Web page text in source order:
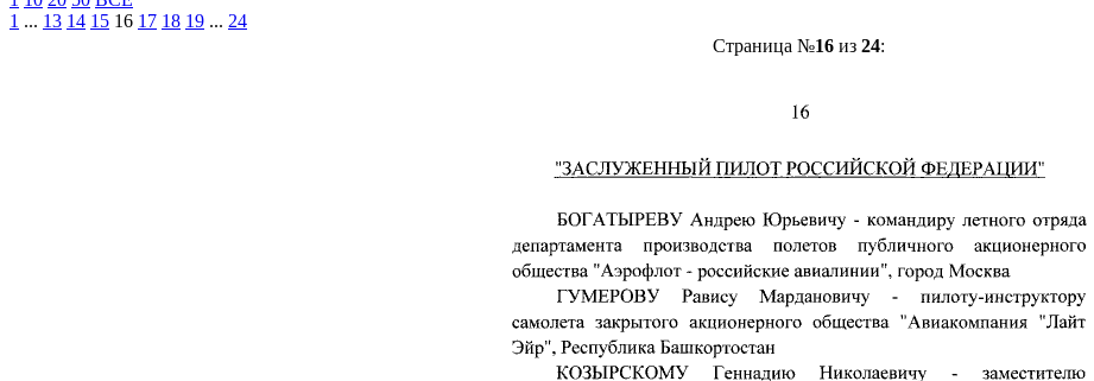
1 ... 13 14 15 16 17 18 19 ... 24
Страница №16из 24: